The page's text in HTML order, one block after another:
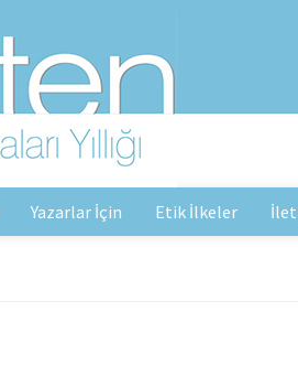
Yazarlar İçin Etik İlkeler